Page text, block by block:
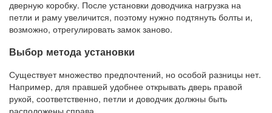
дверную коробку. После установки доводчика нагрузка на
петли и раму увеличится, поэтому нужно подтянуть болты и,
возможно, отрегулировать замок заново.
Выбор метода установки
Существует множество предпочтений, но особой разницы нет.
Например, для правшей удобнее открывать дверь правой
рукой, соответственно, петли и доводчик должны быть